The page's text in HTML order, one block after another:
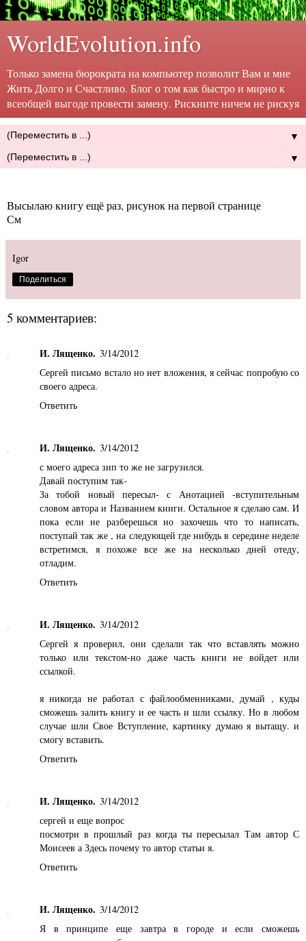
WorldEvolution.info
Только замена бюрократа на компьютер позволит Вам и мне
Жить Долго и Счастливо. Блог о том как быстро и мирно к
всеобщей выгоде провести замену. Рискните ничем не рискуя
▼
▼
Высылаю книгу ещё раз, рисунок на первой странице
См
Igor
Поделиться
5 комментариев:
И. Лященко. 3/14/2012
Сергей письмо встало но нет вложения, я сейчас попробую со
своего адреса.
Ответить
И. Лященко. 3/14/2012
с моего адреса зип то же не загрузился.
Давай поступим так-
За тобой новый пересыл- с Анотацией -вступительным
словом автора и Названием книги. Остальное я сделаю сам. И
пока если не разберешься но захочешь что то написать,
поступай так же , на следующей где нибудь в середине неделе
встретимся, я похоже все же на несколько дней отеду,
отладим.
Ответить
И. Лященко. 3/14/2012
Сергей я проверил, они сделали так что вставлять можно
только или текстом-но даже часть книги не войдет или
ссылкой.
я никогда не работал с файлообменниками, думай , куды
сможешь залить книгу и ее часть и шли ссылку. Но в любом
случае шли Свое Вступление, картинку думаю я вытащу. и
смогу вставить.
Ответить
И. Лященко. 3/14/2012
сергей и еще вопрос
посмотри в прошлый раз когда ты пересылал Там автор С
Моисеев а Здесь почему то автор статьи я.
Ответить
И. Лященко. 3/14/2012
Я в принципе еще завтра в городе и если сможешь